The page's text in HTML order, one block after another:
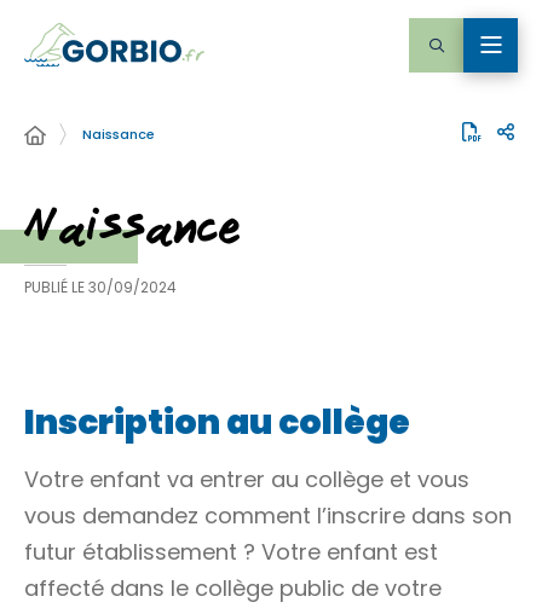
Naissance
Naissance
PUBLIÉ LE30/09/2024
Inscription au collège
Votre enfant va entrer au collège et vous
vous demandez comment l’inscrire dans son
futur établissement ? Votre enfant est
affecté dans le collège public de votre